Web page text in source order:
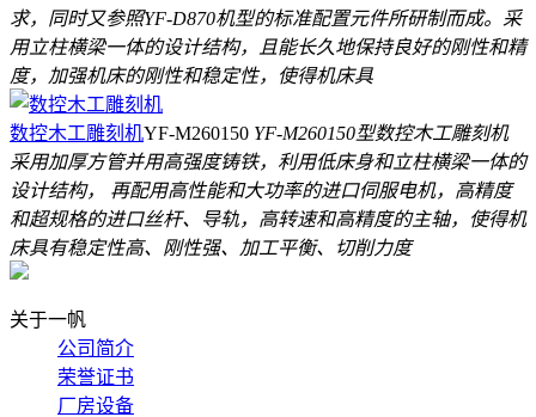
求，同时又参照YF-D870机型的标准配置元件所研制而成。采
用立柱横梁一体的设计结构，且能长久地保持良好的刚性和精
度，加强机床的刚性和稳定性，使得机床具
数控木工雕刻机YF-M260150 YF-M260150型数控木工雕刻机
采用加厚方管并用高强度铸铁，利用低床身和立柱横梁一体的
设计结构， 再配用高性能和大功率的进口伺服电机，高精度
和超规格的进口丝杆、导轨，高转速和高精度的主轴，使得机
床具有稳定性高、刚性强、加工平衡、切削力度
关于一帆
公司简介
荣誉证书
厂房设备